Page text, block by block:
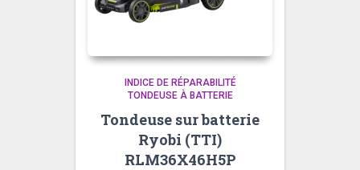
INDICE DE RÉPARABILITÉ
TONDEUSE À BATTERIE
Tondeuse sur batterie
Ryobi (TTI)
RLM36X46H5P